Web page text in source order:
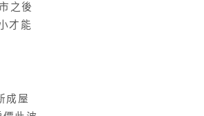
之後
才能
成屋